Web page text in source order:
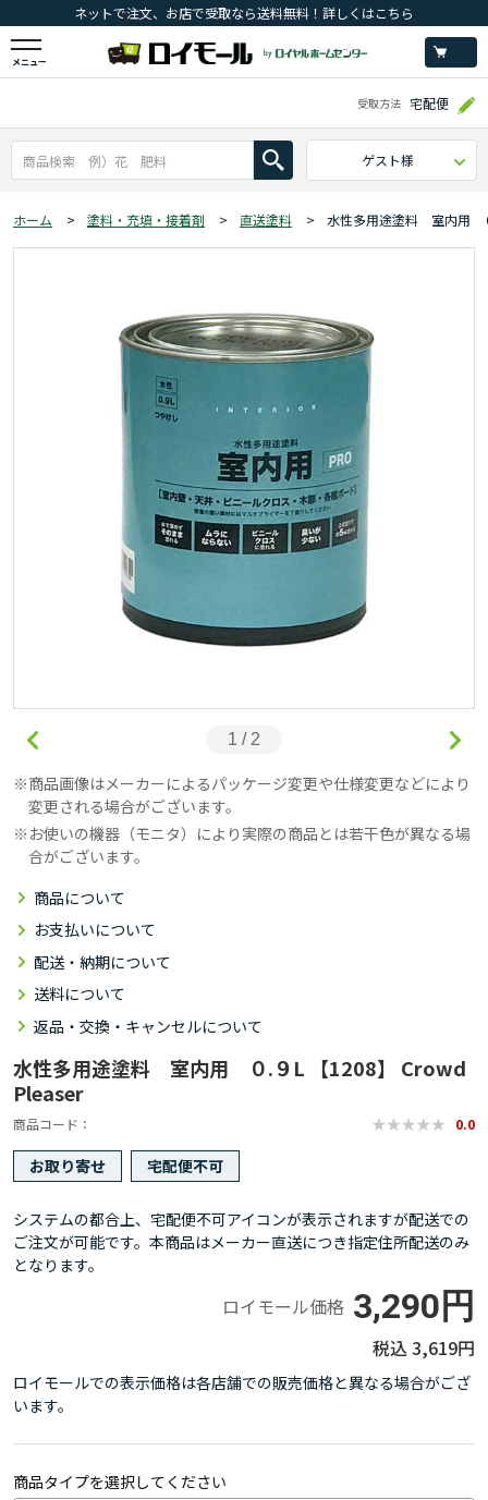
ネットで注文、お店で受取なら送料無料！詳しくはこちら
メニュー
受取方法 宅配便
ゲスト様
ホーム > 塗料・充填・接着剤 > 直送塗料 > 水性多用途塗料 室内用
1 / 2
商品画像はメーカーによるパッケージ変更や仕様変更などにより
変更される場合がございます。
お使いの機器（モニタ）により実際の商品とは若干色が異なる場
合がございます。
商品について
お支払いについて
配送・納期について
送料について
返品・交換・キャンセルについて
水性多用途塗料 室内用 ０.９L 【1208】 Crowd
Pleaser
商品コード 0.0
お取り寄せ 宅配便不可
システムの都合上、宅配便不可アイコンが表示されますが配送での
ご注文が可能です。本商品はメーカー直送につき指定住所配送のみ
となります。
ロイモール価格 3,290円
3,619円
ロイモールでの表示価格は各店舗での販売価格と異なる場合がござ
います。
商品タイプを選択してください